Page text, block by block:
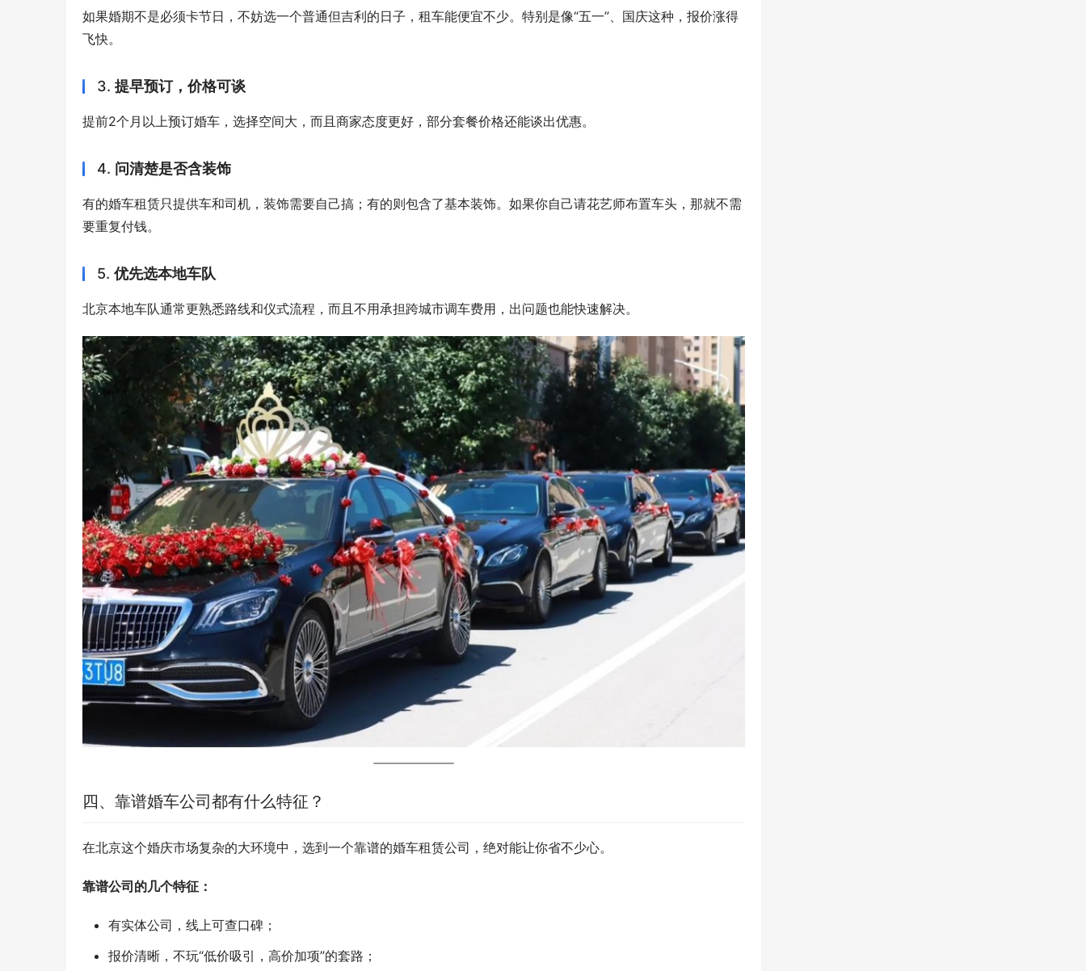
如果婚期不是必须卡节日，不妨选一个普通但吉利的日子，租车能便宜不少。特别是像“五一”、国庆这种，报价涨得
飞快。
3. 提早预订，价格可谈
提前2个月以上预订婚车，选择空间大，而且商家态度更好，部分套餐价格还能谈出优惠。
4. 问清楚是否含装饰
有的婚车租赁只提供车和司机，装饰需要自己搞；有的则包含了基本装饰。如果你自己请花艺师布置车头，那就不需
要重复付钱。
5. 优先选本地车队
北京本地车队通常更熟悉路线和仪式流程，而且不用承担跨城市调车费用，出问题也能快速解决。
四、靠谱婚车公司都有什么特征？
在北京这个婚庆市场复杂的大环境中，选到一个靠谱的婚车租赁公司，绝对能让你省不少心。
靠谱公司的几个特征：
有实体公司，线上可查口碑；
报价清晰，不玩“低价吸引，高价加项”的套路；